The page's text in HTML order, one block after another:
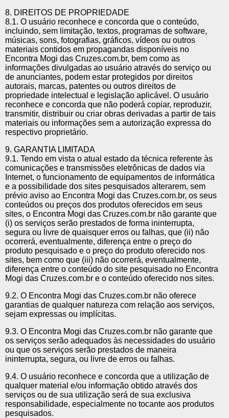
8. DIREITOS DE PROPRIEDADE
8.1. O usuário reconhece e concorda que o conteúdo,
incluindo, sem limitação, textos, programas de software,
músicas, sons, fotografias, gráficos, vídeos ou outros
materiais contidos em propagandas disponíveis no
Encontra Mogi das Cruzes.com.br, bem como as
informações divulgadas ao usuário através do serviço ou
de anunciantes, podem estar protegidos por direitos
autorais, marcas, patentes ou outros direitos de
propriedade intelectual e legislação aplicável. O usuário
reconhece e concorda que não poderá copiar, reproduzir,
transmitir, distribuir ou criar obras derivadas a partir de tais
materiais ou informações sem a autorização expressa do
respectivo proprietário.
9. GARANTIA LIMITADA
9.1. Tendo em vista o atual estado da técnica referente às
comunicações e transmissões eletrônicas de dados via
Internet, o funcionamento de equipamentos de informática
e a possibilidade dos sites pesquisados alterarem, sem
prévio aviso ao Encontra Mogi das Cruzes.com.br, os seus
conteúdos ou preços dos produtos oferecidos em seus
sites, o Encontra Mogi das Cruzes.com.br não garante que
(i) os serviços serão prestados de forma ininterrupta,
segura ou livre de quaisquer erros ou falhas, que (ii) não
ocorrerá, eventualmente, diferença entre o preço do
produto pesquisado e o preço do produto oferecido nos
sites, bem como que (iii) não ocorrerá, eventualmente,
diferença entre o conteúdo do site pesquisado no Encontra
Mogi das Cruzes.com.br e o conteúdo oferecido nos sites.
9.2. O Encontra Mogi das Cruzes.com.br não oferece
garantias de qualquer natureza com relação aos serviços,
sejam expressas ou implícitas.
9.3. O Encontra Mogi das Cruzes.com.br não garante que
os serviços serão adequados às necessidades do usuário
ou que os serviços serão prestados de maneira
ininterrupta, segura, ou livre de erros ou falhas.
9.4. O usuário reconhece e concorda que a utilização de
qualquer material e/ou informação obtido através dos
serviços ou de sua utilização será de sua exclusiva
responsabilidade, especialmente no tocante aos produtos
pesquisados.